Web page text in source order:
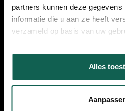
partners kunnen deze
informatie die u aan ze heeft
verzameld op basis van uw
Alles
Over ons
Kennis & Downloads
Aanpak voor groeibedrijven
Marketing Strategie Canvas